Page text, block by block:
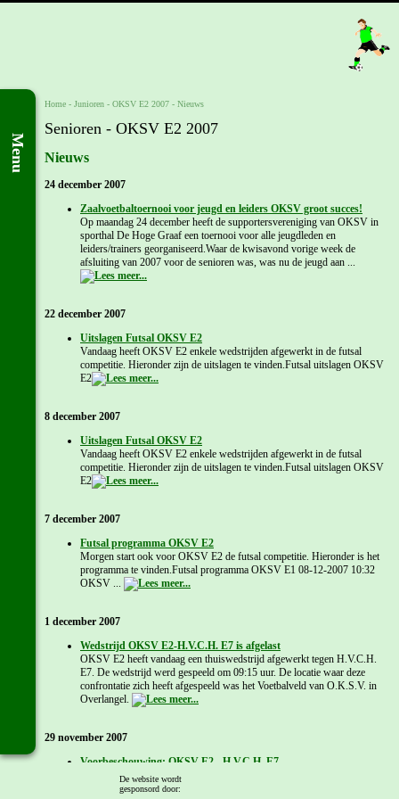
Menu
Home - Junioren - OKSV E2 2007 - Nieuws
Senioren - OKSV E2 2007
Nieuws
24 december 2007
Zaalvoetbaltoernooi voor jeugd en leiders OKSV groot succes!
Op maandag 24 december heeft de supportersvereniging van OKSV in
sporthal De Hoge Graaf een toernooi voor alle jeugdleden en
leiders/trainers georganiseerd.Waar de kwisavond vorige week de
afsluiting van 2007 voor de senioren was, was nu de jeugd aan ...
22 december 2007
Uitslagen Futsal OKSV E2
Vandaag heeft OKSV E2 enkele wedstrijden afgewerkt in de futsal
competitie. Hieronder zijn de uitslagen te vinden.Futsal uitslagen OKSV
E2
8 december 2007
Uitslagen Futsal OKSV E2
Vandaag heeft OKSV E2 enkele wedstrijden afgewerkt in de futsal
competitie. Hieronder zijn de uitslagen te vinden.Futsal uitslagen OKSV
E2
7 december 2007
Futsal programma OKSV E2
Morgen start ook voor OKSV E2 de futsal competitie. Hieronder is het
programma te vinden.Futsal programma OKSV E1 08-12-2007 10:32
OKSV ...
1 december 2007
Wedstrijd OKSV E2-H.V.C.H. E7 is afgelast
OKSV E2 heeft vandaag een thuiswedstrijd afgewerkt tegen H.V.C.H.
E7. De wedstrijd werd gespeeld om 09:15 uur. De locatie waar deze
confrontatie zich heeft afgespeeld was het Voetbalveld van O.K.S.V. in
Overlangel.
29 november 2007
Voorbeschouwing: OKSV E2 - H.V.C.H. E7
Zaterdag 1 december 2007 - 09:15 uurOKSV ...
De website wordt
gesponsord door: